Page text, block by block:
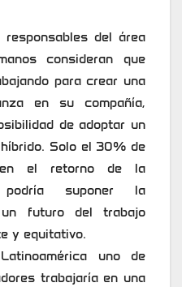
responsables del área
consideran que
para crear una
en su compañía,
de adoptar un
Solo el 30% de
el retorno de la
suponer la
futuro del trabajo
y equitativo.
uno de
trabajaría en una